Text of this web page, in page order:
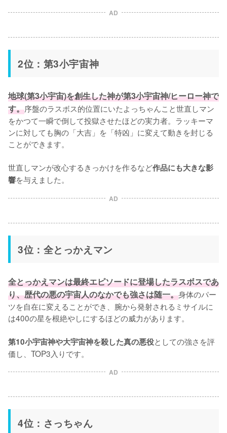
AD
2位：第3小宇宙神
地球(第3小宇宙)を創生した神が第3小宇宙神/ヒーロー神で
す。序盤のラスボス的位置にいたよっちゃんこと世直しマン
をかつて一瞬で倒して投獄させたほどの実力者。ラッキーマ
ンに対しても胸の「大吉」を「特凶」に変えて動きを封じる
ことができます。
世直しマンが改心するきっかけを作るなど作品にも大きな影
響を与えました。
AD
3位：全とっかえマン
全とっかえマンは最終エピソードに登場したラスボスであ
り、歴代の悪の宇宙人のなかでも強さは随一。身体のパー
ツを自在に変えることができ、腕から発射されるミサイルに
は400の星を根絶やしにするほどの威力があります。
第10小宇宙神や大宇宙神を殺した真の悪役としての強さを評
価し、TOP3入りです。
AD
4位：さっちゃん